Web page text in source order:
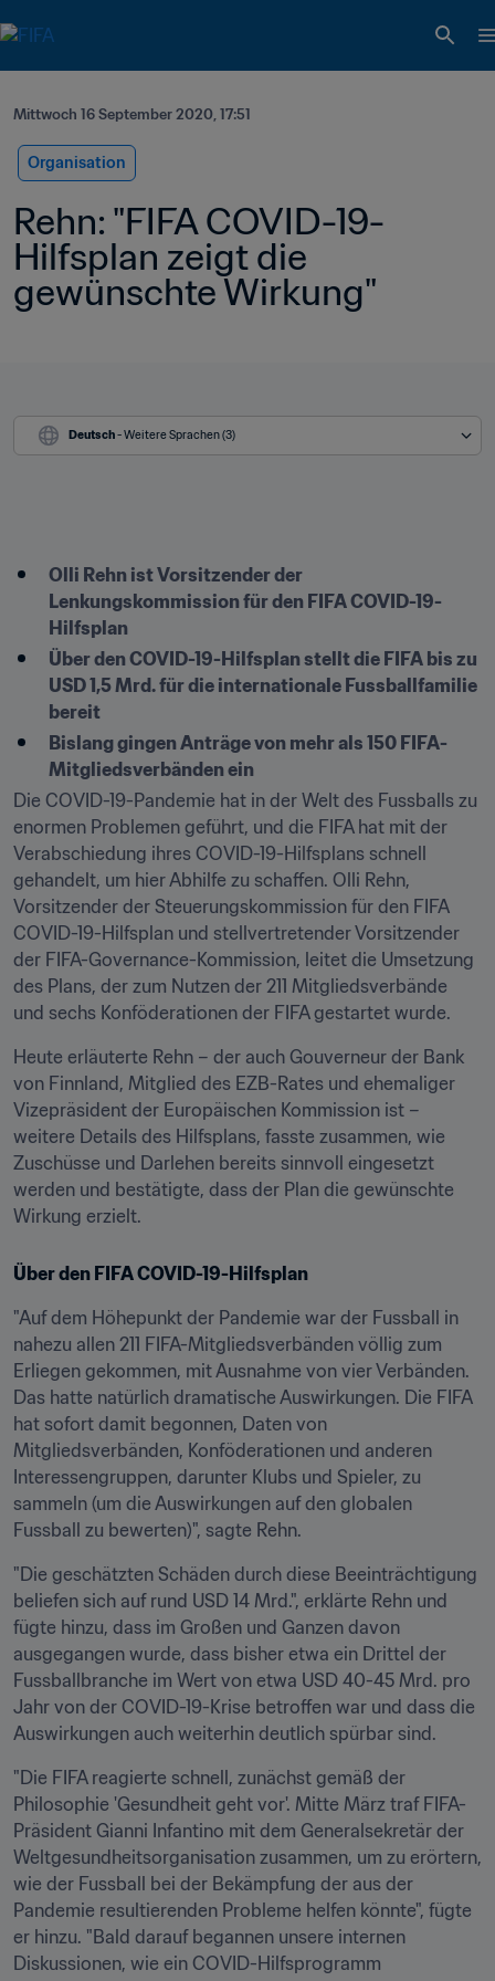
Mittwoch 16 September 2020, 17:51
Organisation
Rehn: "FIFA COVID-19-
Hilfsplan zeigt die
gewünschte Wirkung"
Deutsch - Weitere Sprachen (3)
Olli Rehn ist Vorsitzender der
Lenkungskommission für den FIFA COVID-19-
Hilfsplan
Über den COVID-19-Hilfsplan stellt die FIFA bis zu
USD 1,5 Mrd. für die internationale Fussballfamilie
bereit
Bislang gingen Anträge von mehr als 150 FIFA-
Mitgliedsverbänden ein
Die COVID-19-Pandemie hat in der Welt des Fussballs zu
enormen Problemen geführt, und die FIFA hat mit der
Verabschiedung ihres COVID-19-Hilfsplans schnell
gehandelt, um hier Abhilfe zu schaffen. Olli Rehn,
Vorsitzender der Steuerungskommission für den FIFA
COVID-19-Hilfsplan und stellvertretender Vorsitzender
der FIFA-Governance-Kommission, leitet die Umsetzung
des Plans, der zum Nutzen der 211 Mitgliedsverbände
und sechs Konföderationen der FIFA gestartet wurde.
Heute erläuterte Rehn – der auch Gouverneur der Bank
von Finnland, Mitglied des EZB-Rates und ehemaliger
Vizepräsident der Europäischen Kommission ist –
weitere Details des Hilfsplans, fasste zusammen, wie
Zuschüsse und Darlehen bereits sinnvoll eingesetzt
werden und bestätigte, dass der Plan die gewünschte
Wirkung erzielt.
Über den FIFA COVID-19-Hilfsplan
"Auf dem Höhepunkt der Pandemie war der Fussball in
nahezu allen 211 FIFA-Mitgliedsverbänden völlig zum
Erliegen gekommen, mit Ausnahme von vier Verbänden.
Das hatte natürlich dramatische Auswirkungen. Die FIFA
hat sofort damit begonnen, Daten von
Mitgliedsverbänden, Konföderationen und anderen
Interessengruppen, darunter Klubs und Spieler, zu
sammeln (um die Auswirkungen auf den globalen
Fussball zu bewerten)", sagte Rehn.
"Die geschätzten Schäden durch diese Beeinträchtigung
beliefen sich auf rund USD 14 Mrd.", erklärte Rehn und
fügte hinzu, dass im Großen und Ganzen davon
ausgegangen wurde, dass bisher etwa ein Drittel der
Fussballbranche im Wert von etwa USD 40-45 Mrd. pro
Jahr von der COVID-19-Krise betroffen war und dass die
Auswirkungen auch weiterhin deutlich spürbar sind.
"Die FIFA reagierte schnell, zunächst gemäß der
Philosophie 'Gesundheit geht vor'. Mitte März traf FIFA-
Präsident Gianni Infantino mit dem Generalsekretär der
Weltgesundheitsorganisation zusammen, um zu erörtern,
wie der Fussball bei der Bekämpfung der aus der
Pandemie resultierenden Probleme helfen könnte", fügte
er hinzu. "Bald darauf begannen unsere internen
Diskussionen, wie ein COVID-Hilfsprogramm